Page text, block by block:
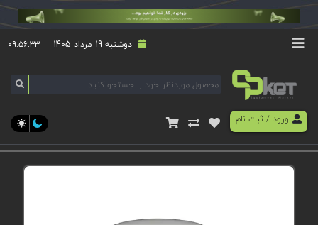
دوشنبه 19 مرداد 1405 ۰۹:۵۶:۳۳
ورود/ ثبت نام